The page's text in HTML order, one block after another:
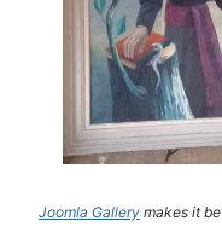
Joomla Gallery makes it